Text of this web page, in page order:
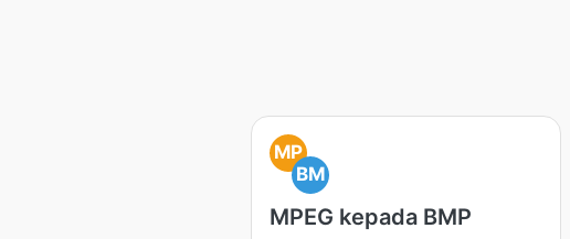
MP
BM
MPEG kepada BMP